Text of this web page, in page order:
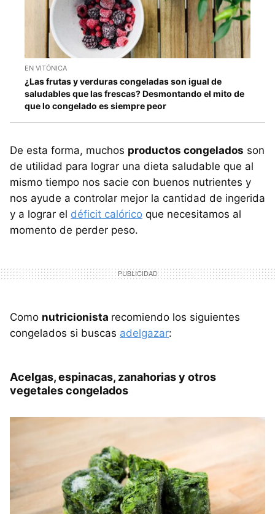
EN VITÓNICA
¿Las frutas y verduras congeladas son igual de
saludables que las frescas? Desmontando el mito de
que lo congelado es siempre peor
De esta forma, muchos productos congelados son
de utilidad para lograr una dieta saludable que al
mismo tiempo nos sacie con buenos nutrientes y
nos ayude a controlar mejor la cantidad de ingerida
y a lograr el déficit calórico que necesitamos al
momento de perder peso.
Como nutricionista recomiendo los siguientes
congelados si buscas adelgazar:
Acelgas, espinacas, zanahorias y otros
vegetales congelados